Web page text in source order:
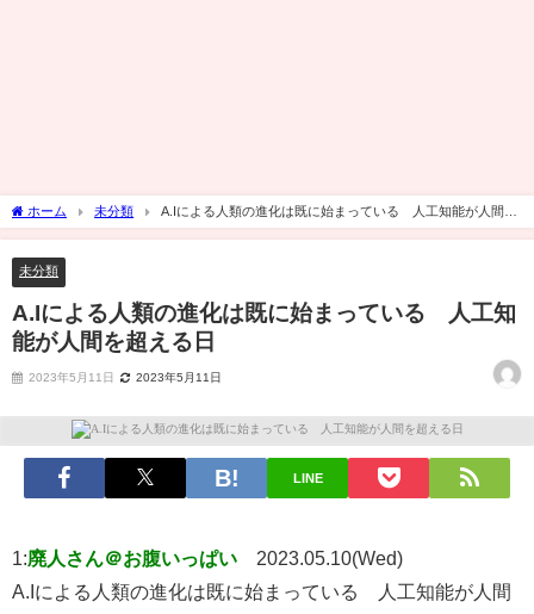
ホーム 未分類
A.Iによる人類の進化は既に始まっている 人工知能が人間を
超える日
未分類
A.Iによる人類の進化は既に始まっている 人工知
能が人間を超える日
2023年5月11日 2023年5月11日
LINE
1:廃人さん＠お腹いっぱい
2023.05.10(Wed)
A.Iによる人類の進化は既に始まっている 人工知能が人間